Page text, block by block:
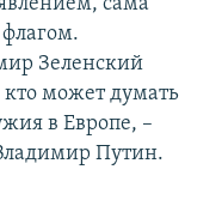
сама
Зеленский
кто может думать
в Европе, –
Путин.